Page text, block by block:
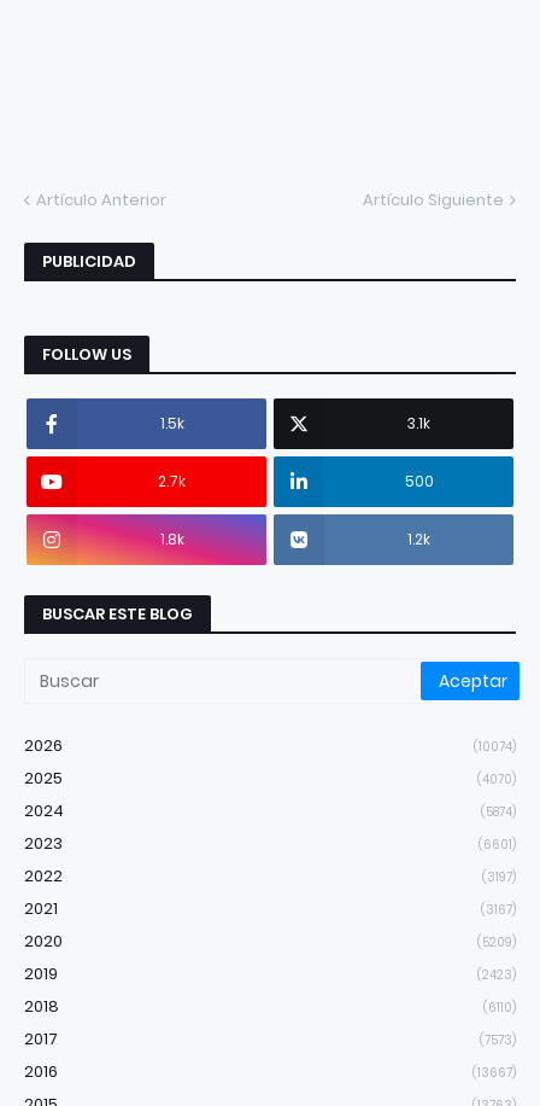
Artículo Anterior Artículo Siguiente
PUBLICIDAD
FOLLOW US
1.5k 3.1k
2.7k 500
1.8k 1.2k
BUSCAR ESTE BLOG
2026 (10074)
2025 (4070)
2024 (5874)
2023 (6601)
2022 (3197)
2021 (3167)
2020 (5209)
2019 (2423)
2018 (6110)
2017 (7573)
2016 (13667)